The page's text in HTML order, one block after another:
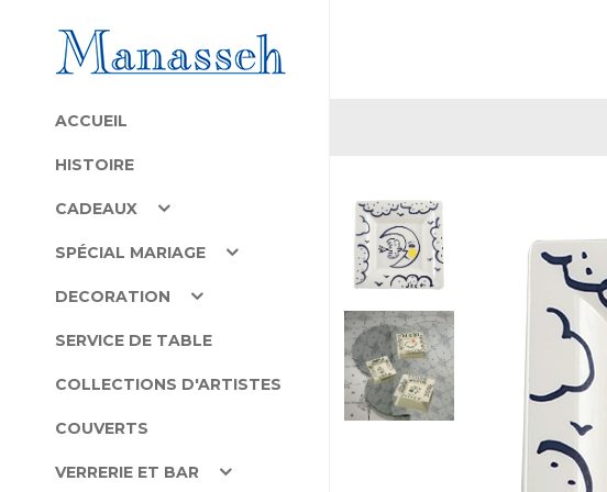
ACCUEIL
HISTOIRE
CADEAUX
SPÉCIAL MARIAGE
DECORATION
SERVICE DE TABLE
COLLECTIONS D'ARTISTES
COUVERTS
VERRERIE ET BAR